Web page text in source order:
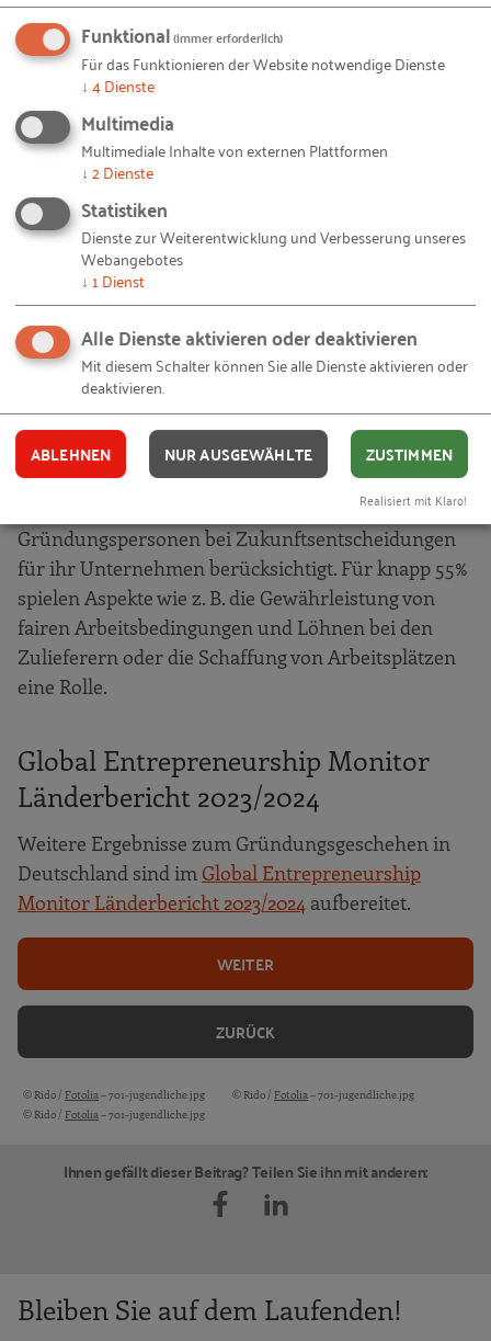
Nachhaltigkeit ein wichtiges Ziel
Von den 18-24-Jährigen Gründungspersonen geben
in 2023 insgesamt gut 60% an, durch die Beachtung
der Umwelt bei Zukunftsentscheidungen für ihr
Unternehmen die Umwelteffekte ihres
unternehmerischen Handelns zu minimieren.
Dieser Aspekt hat in der Altergruppe – im Vergleich
zu den Jahren 2022 und 2021 – noch zusätzlich an
Wichtigkeit gewonnen, er ist rund fünf
Prozentpunkte gestiegen. Zu den im GEM
adressierten ökologischen Implikationen der
unternehmerischen Tätigkeit zählen
Handlungsfelder wie beispielsweise
Energiesparmaßnahmen, die Verwendung von
umweltfreundlicheren Materialien sowie die
Reduzierung von Emissionen. Auch soziale Effekte
Gründungspersonen bei Zukunftsentscheidungen
für ihr Unternehmen berücksichtigt. Für knapp 55%
spielen Aspekte wie z. B. die Gewährleistung von
fairen Arbeitsbedingungen und Löhnen bei den
Zulieferern oder die Schaffung von Arbeitsplätzen
eine Rolle.
Global Entrepreneurship Monitor
Länderbericht 2023/2024
Weitere Ergebnisse zum Gründungsgeschehen in
Deutschland sind im Global Entrepreneurship
Monitor Länderbericht 2023/2024 aufbereitet.
ZURÜCK
WEITER
Bildquellen und Copyright-Hinweise
© Rido / Fotolia – 701-jugendliche.jpg © Rido / Fotolia – 701-jugendliche.jpg
© Rido / Fotolia – 701-jugendliche.jpg
Ihnen gefällt dieser Beitrag? Teilen Sie ihn mit anderen:
Bleiben Sie auf dem Laufenden!
Funktional(immer erforderlich)
Für das Funktionieren der Website notwendige Dienste
↓ 4Dienste
Multimedia
Multimediale Inhalte von externen Plattformen
↓ 2Dienste
Statistiken
Dienste zur Weiterentwicklung und Verbesserung unseres
Webangebotes
↓ 1 Dienst
Alle Dienste aktivieren oder deaktivieren
Mit diesem Schalter können Sie alle Dienste aktivieren oder
deaktivieren.
ABLEHNEN NUR AUSGEWÄHLTE ZUSTIMMEN
Realisiert mit Klaro!